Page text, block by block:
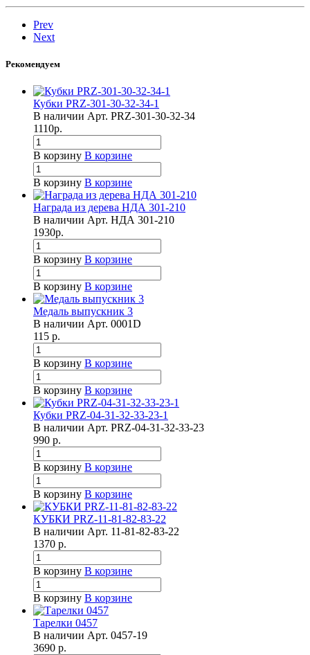
Prev
Next
Рекомендуем
Кубки PRZ-301-30-32-34-1
В наличии Арт. PRZ-301-30-32-34
1110р.
В корзину В корзине
В корзину В корзине
Награда из дерева НДА 301-210
В наличии Арт. НДА 301-210
1930р.
В корзину В корзине
В корзину В корзине
Медаль выпускник 3
В наличии Арт. 0001D
115 р.
В корзину В корзине
В корзину В корзине
Кубки PRZ-04-31-32-33-23-1
В наличии Арт. PRZ-04-31-32-33-23
990 р.
В корзину В корзине
В корзину В корзине
КУБКИ PRZ-11-81-82-83-22
В наличии Арт. 11-81-82-83-22
1370 р.
В корзину В корзине
В корзину В корзине
Тарелки 0457
В наличии Арт. 0457-19
3690 р.